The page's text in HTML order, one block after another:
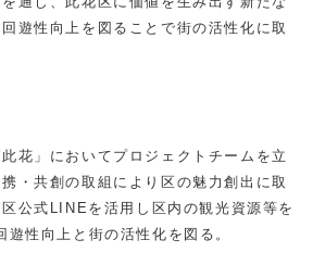
遊性向上を図ることで街の活性化に取
花」においてプロジェクトチームを立
・共創の取組により区の魅力創出に取
公式LINEを活用し区内の観光資源等を
性向上と街の活性化を図る。